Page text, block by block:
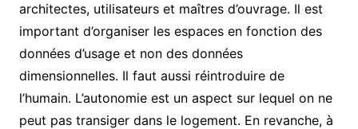
architectes, utilisateurs et maîtres d’ouvrage. Il est
important d’organiser les espaces en fonction des
données d’usage et non des données
dimensionnelles. Il faut aussi réintroduire de
l’humain. L’autonomie est un aspect sur lequel on ne
peut pas transiger dans le logement. En revanche, à